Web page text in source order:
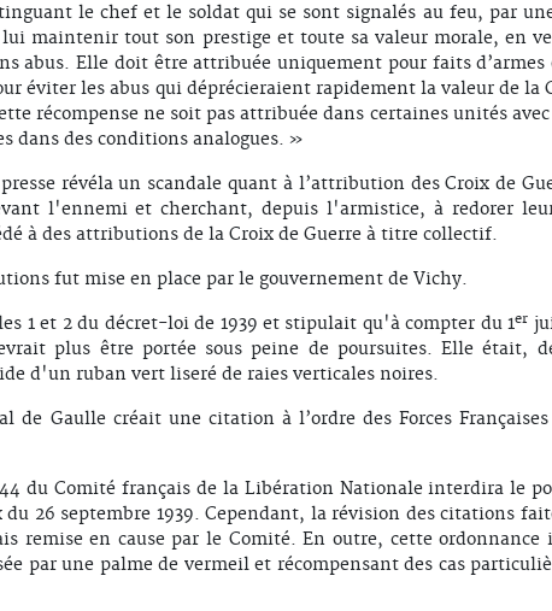
le chef et le soldat qui se sont signalés au feu, par
lui maintenir tout son prestige et toute sa valeur morale, en
abus. Elle doit être attribuée uniquement pour faits d’armes
éviter les abus qui déprécieraient rapidement la valeur de la
récompense ne soit pas attribuée dans certaines unités
dans des conditions analogues. »
révéla un scandale quant à l’attribution des Croix de
l'ennemi et cherchant, depuis l'armistice, à redorer
à des attributions de la Croix de Guerre à titre collectif.
fut mise en place par le gouvernement de Vichy.
1 et 2 du décret-loi de 1939 et stipulait qu'à compter du 1er
plus être portée sous peine de poursuites. Elle était,
d'un ruban vert liseré de raies verticales noires.
de Gaulle créait une citation à l’ordre des Forces
du Comité français de la Libération Nationale interdira le
26 septembre 1939. Cependant, la révision des citations
remise en cause par le Comité. En outre, cette ordonnance
par une palme de vermeil et récompensant des cas